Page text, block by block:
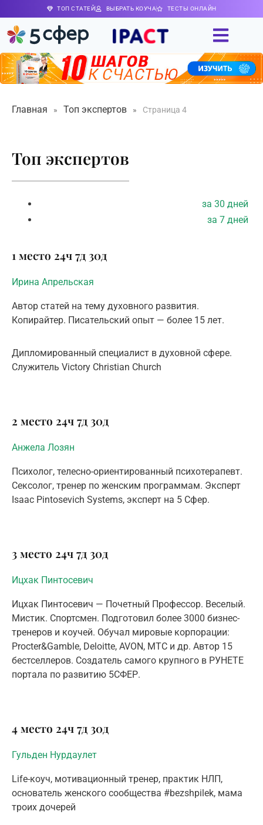
ТОП СТАТЕЙ ВЫБРАТЬ КОУЧА ТЕСТЫ ОНЛАЙН
Главная » Топ экспертов » Страница 4
Топ экспертов
за 30 дней
за 7 дней
1 место 24ч7д 30д
Ирина Апрельская
Автор статей на тему духовного развития.
Копирайтер. Писательский опыт — более 15 лет.
Дипломированный специалист в духовной сфере.
Служитель Victory Christian Church
2 место 24ч7д 30д
Анжела Лозян
Психолог, телесно-ориентированный психотерапевт.
Сексолог, тренер по женским программам. Эксперт
Isaac Pintosevich Systems, эксперт на 5 Сфер.
3 место 24ч7д 30д
Ицхак Пинтосевич
Ицхак Пинтосевич — Почетный Профессор. Веселый.
Мистик. Спортсмен. Подготовил более 3000 бизнес-
тренеров и коучей. Обучал мировые корпорации:
Procter&Gamble, Deloitte, AVON, MTC и др. Автор 15
бестселлеров. Создатель самого крупного в РУНЕТЕ
портала по развитию 5СФЕР.
4 место 24ч7д 30д
Гульден Нурдаулет
Life-коуч, мотивационный тренер, практик НЛП,
основатель женского сообщества #bezshpilek, мама
троих дочерей